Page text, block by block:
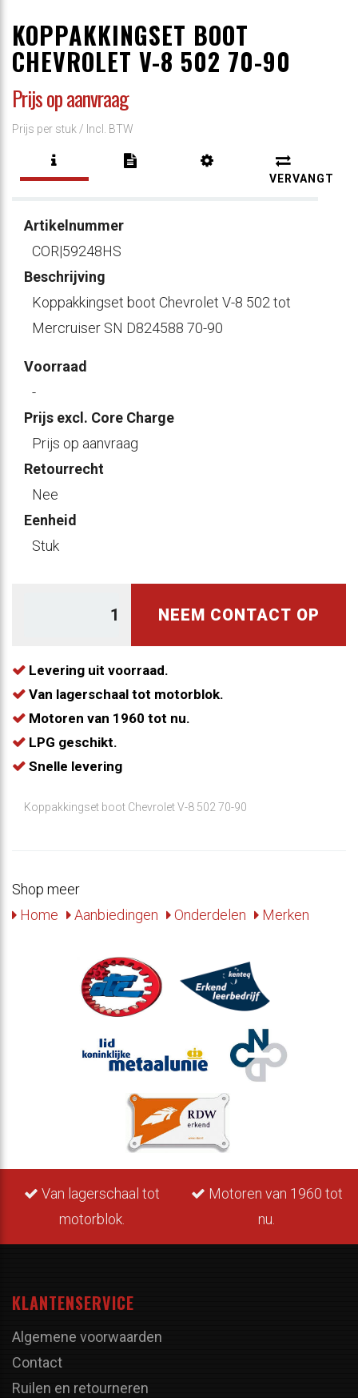
KOPPAKKINGSET BOOT
CHEVROLET V-8 502 70-90
Prijs op aanvraag
Prijs per stuk / Incl. BTW
VERVANGT
Artikelnummer
COR|59248HS
Beschrijving
Koppakkingset boot Chevrolet V-8 502 tot
Mercruiser SN D824588 70-90
Voorraad
-
Prijs excl. Core Charge
Prijs op aanvraag
Retourrecht
Nee
Eenheid
Stuk
NEEM CONTACT OP
Levering uit voorraad.
Van lagerschaal tot motorblok.
Motoren van 1960 tot nu.
LPG geschikt.
Snelle levering
Koppakkingset boot Chevrolet V-8 502 70-90
Shop meer
Home
Aanbiedingen Onderdelen Merken
Van lagerschaal tot
motorblok.
Motoren van 1960 tot
nu.
KLANTENSERVICE
Algemene voorwaarden
Contact
Ruilen en retourneren